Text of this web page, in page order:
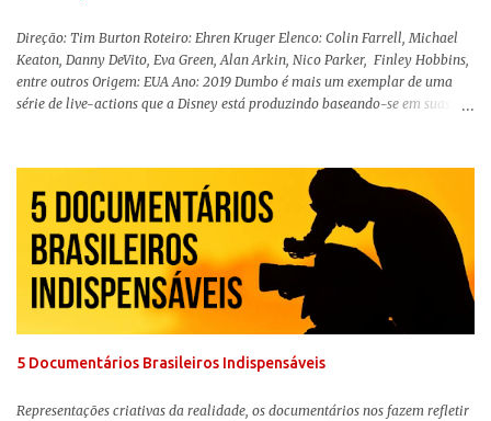
Direção: Tim Burton Roteiro: Ehren Kruger Elenco: Colin Farrell, Michael
Keaton, Danny DeVito, Eva Green, Alan Arkin, Nico Parker, Finley Hobbins,
entre outros Origem: EUA Ano: 2019 Dumbo é mais um exemplar de uma
série de live-actions que a Disney está produzindo baseando-se em suas
remake , já que a história do elefantinho voador foi reinventada de forma
mais realista, se adequando perfeitamente a proposta. Não há animais
falantes, por exemplo, mas nem por isso o tom lúdico e infantil é deixado
de lado. Apesar da relevância histórica, o filme supera a animação original
em termos visuais e narrativos, , superando a animação original em termos
visuais e narrativos. A história começa quando o pai das crianças, Holt
Ferrier (Colin Farrell), uma ex-estrela de circo, volta da guerra e se depara
5 Documentários Brasileiros Indispensáveis
Representações criativas da realidade, os documentários nos fazem refletir